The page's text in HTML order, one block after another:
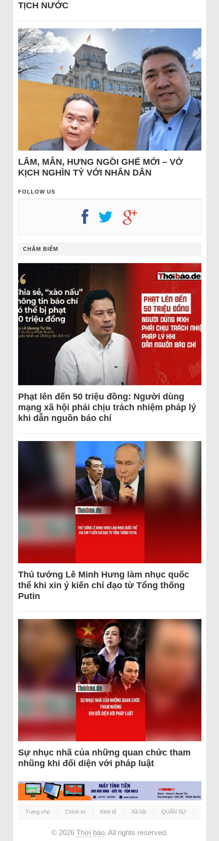
TỊCH NƯỚC
LÂM, MẪN, HƯNG NGỒI GHẾ MỚI – VỞ
KỊCH NGHÌN TỶ VỚI NHÂN DÂN
FOLLOW US
CHÂM BIẾM
Phạt lên đến 50 triệu đồng: Người dùng
mạng xã hội phải chịu trách nhiệm pháp lý
khi dẫn nguồn báo chí
Thủ tướng Lê Minh Hưng làm nhục quốc
thể khi xin ý kiến chỉ đạo từ Tổng thống
Putin
Sự nhục nhã của những quan chức tham
nhũng khi đối diện với pháp luật
Trang chủ Chính trị Kinh tế Xã hội QUÂN SỰ
© 2026 Thời báo. All rights reserved.